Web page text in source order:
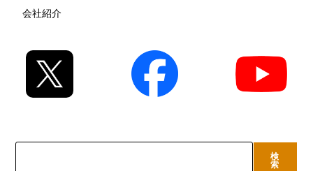
会社紹介
検
検
索